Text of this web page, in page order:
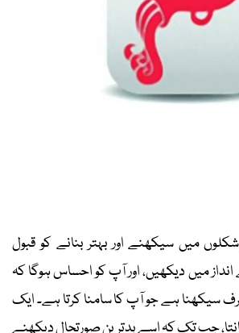
میں سیکھنے اور بہتر بنانے کو قبول
انداز میں دیکھیں، اور آپ کو احساس ہوگا کہ
سیکھنا ہے جو آپ کا سامنا کرتا ہے۔ ایک